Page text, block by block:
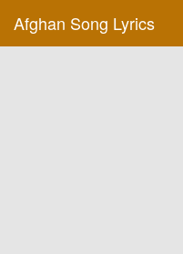
Afghan Song Lyrics